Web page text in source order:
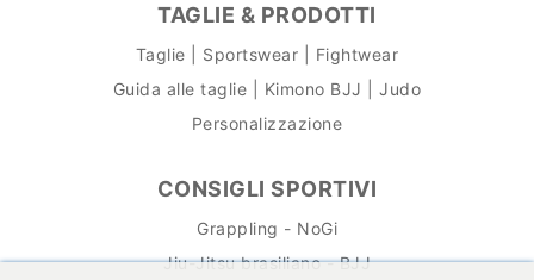
TAGLIE & PRODOTTI
Taglie | Sportswear | Fightwear
Guida alle taglie | Kimono BJJ | Judo
Personalizzazione
CONSIGLI SPORTIVI
Grappling - NoGi
Jiu-Jitsu brasiliano - BJJ